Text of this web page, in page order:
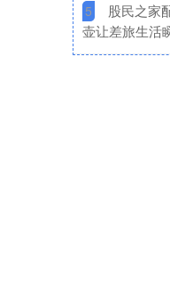
5
股民之家
壶让差旅生活